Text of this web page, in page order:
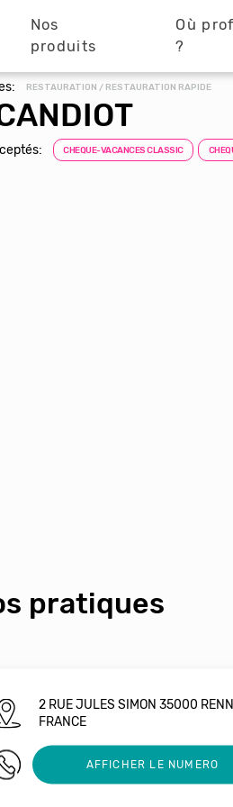
principale
Nos
produits
Où
?
RESTAURATION / RESTAURATION RAPIDE
CHEQUE-VACANCES CLASSIC
pratiques
2 RUE JULES SIMON 35000
FRANCE
02 99 79 76 14AFFICHER LE NUMERO